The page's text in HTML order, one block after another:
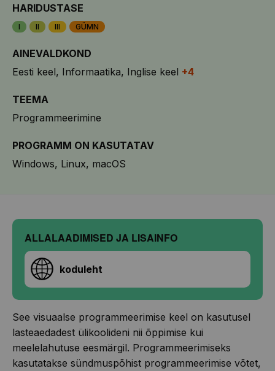
HARIDUSTASE
I II III GÜMN
AINEVALDKOND
Eesti keel Informaatika Inglise keel +4
TEEMA
Programmeerimine
PROGRAMM ON KASUTATAV
Windows Linux macOS
ALLALAADIMISED JA LISAINFO
koduleht
See visuaalse programmeerimise keel on kasutusel
lasteaedadest ülikoolideni nii õppimise kui
meelelahutuse eesmärgil. Programmeerimiseks
kasutatakse sündmuspõhist programmeerimise võtet,